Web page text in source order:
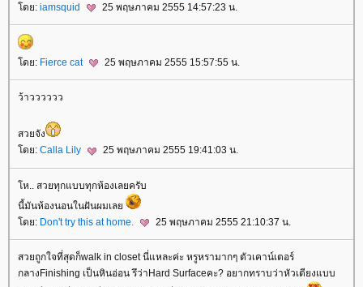
ดย: iamsquid 25 พฤษภาคม 2555 14:57:23 น.
ดย: Fierce cat 25 พฤษภาคม 2555 15:57:55 น.
ว้าวววววว
สวยจัง
ดย: Calla Lily 25 พฤษภาคม 2555 19:41:03 น.
ห.. สวยทุกแบบทุกห้องเลยครับ
นี้มันห้องนอนในฝันผมเล
ดย: Don't try this at home. 25 พฤษภาคม 2555 21:10:37 น.
สวยถูกใจที่สุดก็walk in closet นี่แหละค่ะ หรูหรามากๆ ตัวเคาน์เตอร์
กลางFinishing เป็นหินอ่อน รึว่าHard Surfaceคะ? อยากทราบว่าหัวเตียงแบบ